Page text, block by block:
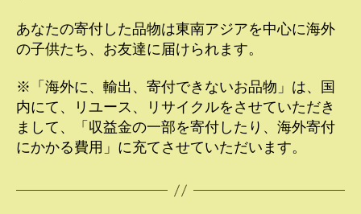
あなたの寄付した品物は東南アジアを中心に海外
の子供たち、お友達に届けられます。
※「海外に、輸出、寄付できないお品物」は、国
内にて、リユース、リサイクルをさせていただき
まして、「収益金の一部を寄付したり、海外寄付
にかかる費用」に充てさせていただいます。